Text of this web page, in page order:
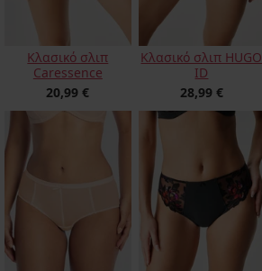
Κλασικό σλιπ
Caressence
20,99 €
Κλασικό σλιπ HUGO
ID
28,99 €